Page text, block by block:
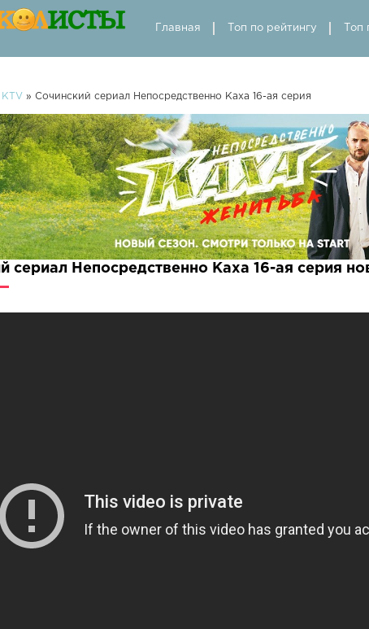
Главная Топ по рейтингу Топ
KTV » Сочинский сериал Непосредственно Каха 16-ая серия
сериал Непосредственно Каха 16-ая серия